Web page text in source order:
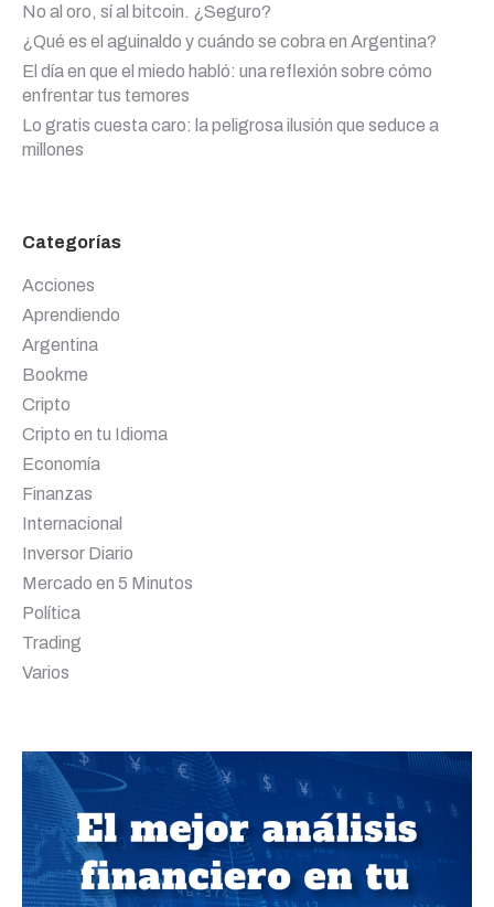
No al oro, sí al bitcoin. ¿Seguro?
¿Qué es el aguinaldo y cuándo se cobra en Argentina?
El día en que el miedo habló: una reflexión sobre cómo
enfrentar tus temores
Lo gratis cuesta caro: la peligrosa ilusión que seduce a
millones
Categorías
Acciones
Aprendiendo
Argentina
Bookme
Cripto
Cripto en tu Idioma
Economía
Finanzas
Internacional
Inversor Diario
Mercado en 5 Minutos
Política
Trading
Varios